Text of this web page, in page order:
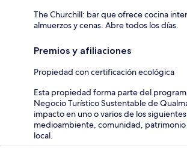
The Churchill: bar que ofrece cocina
almuerzos y cenas. Abre todos los días.
Premios y afiliaciones
Propiedad con certificación ecológica
Esta propiedad forma parte del
Negocio Turístico Sustentable de
impacto en uno o varios de los
medioambiente, comunidad,
local.